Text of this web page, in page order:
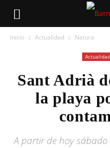
Inicio Actualidad Natura
Actualidad
Sant Adrià
la playa
A partir de hoy